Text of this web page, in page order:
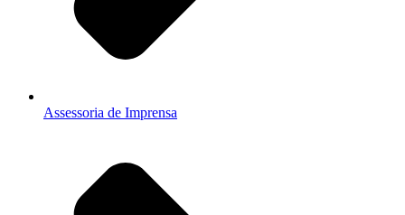
Assessoria de Imprensa